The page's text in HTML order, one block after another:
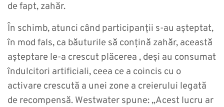
de fapt, zahăr.
În schimb, atunci când participanții s-au așteptat,
în mod fals, ca băuturile să conțină zahăr, această
așteptare le-a crescut plăcerea , deși au consumat
îndulcitori artificiali, ceea ce a coincis cu o
activare crescută a unei zone a creierului legată
de recompensă. Westwater spune: „Acest lucru ar